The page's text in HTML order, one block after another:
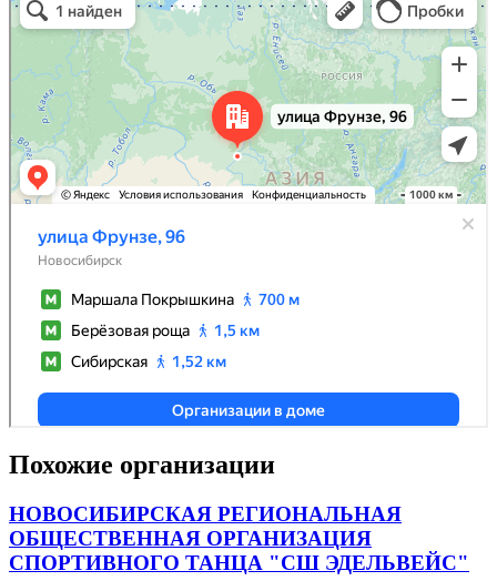
Похожие организации
НОВОСИБИРСКАЯ РЕГИОНАЛЬНАЯ
ОБЩЕСТВЕННАЯ ОРГАНИЗАЦИЯ
СПОРТИВНОГО ТАНЦА "СШ ЭДЕЛЬВЕЙС"